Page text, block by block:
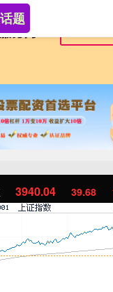
3940.04 39.68
题